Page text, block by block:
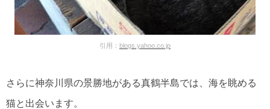
引用： blogs.yahoo.co.jp
さらに神奈川県の景勝地がある真鶴半島では、海を眺める
猫と出会います。